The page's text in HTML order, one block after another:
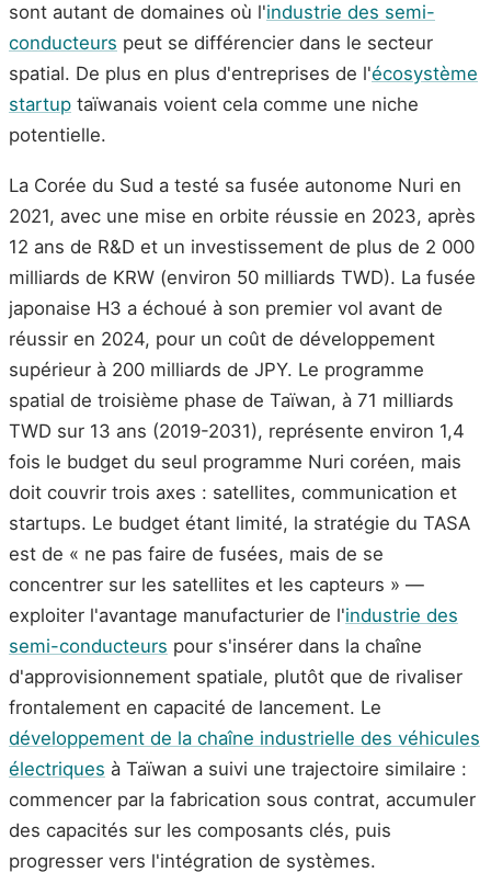
sont autant de domaines où l'industrie des semi-
conducteurs peut se différencier dans le secteur
spatial. De plus en plus d'entreprises de l'écosystème
startup taïwanais voient cela comme une niche
potentielle.
La Corée du Sud a testé sa fusée autonome Nuri en
2021, avec une mise en orbite réussie en 2023, après
12 ans de R&D et un investissement de plus de 2 000
milliards de KRW (environ 50 milliards TWD). La fusée
japonaise H3 a échoué à son premier vol avant de
réussir en 2024, pour un coût de développement
supérieur à 200 milliards de JPY. Le programme
spatial de troisième phase de Taïwan, à 71 milliards
TWD sur 13 ans (2019-2031), représente environ 1,4
fois le budget du seul programme Nuri coréen, mais
doit couvrir trois axes : satellites, communication et
startups. Le budget étant limité, la stratégie du TASA
est de « ne pas faire de fusées, mais de se
concentrer sur les satellites et les capteurs » —
exploiter l'avantage manufacturier de l'industrie des
semi-conducteurs pour s'insérer dans la chaîne
d'approvisionnement spatiale, plutôt que de rivaliser
frontalement en capacité de lancement. Le
développement de la chaîne industrielle des véhicules
électriques à Taïwan a suivi une trajectoire similaire :
commencer par la fabrication sous contrat, accumuler
des capacités sur les composants clés, puis
progresser vers l'intégration de systèmes.